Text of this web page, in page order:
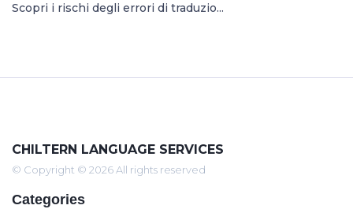
Scopri i rischi degli errori di traduzio...
CHILTERN LANGUAGE SERVICES
© Copyright © 2026 All rights reserved
Categories